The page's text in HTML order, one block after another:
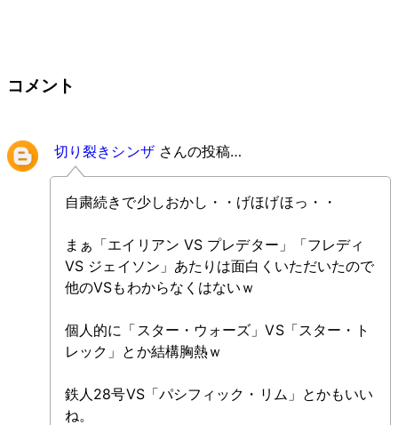
コメント
切り裂きシンザさんの投稿…
自粛続きで少しおかし・・げほげほっ・・
まぁ「エイリアン VS プレデター」「フレディ
VS ジェイソン」あたりは面白くいただいたので
他のVSもわからなくはないｗ
個人的に「スター・ウォーズ」VS「スター・ト
レック」とか結構胸熱ｗ
鉄人28号VS「パシフィック・リム」とかもいい
ね。